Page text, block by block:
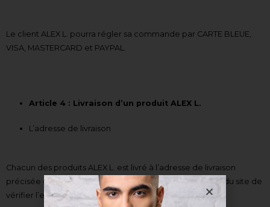
Le client ALEX L. pourra régler sa commande par CARTE BLEUE,
VISA, MASTERCARD et PAYPAL.
Article 4 : Livraison d’un produit ALEX L.
L’adresse de livraison
Chacun des produits ALEX L. est livré à l’adresse de livraison
précisée dans le bon de commande. C’est à l’utilisateur du site de
vérifier l’exactitude des coordonnées postales.